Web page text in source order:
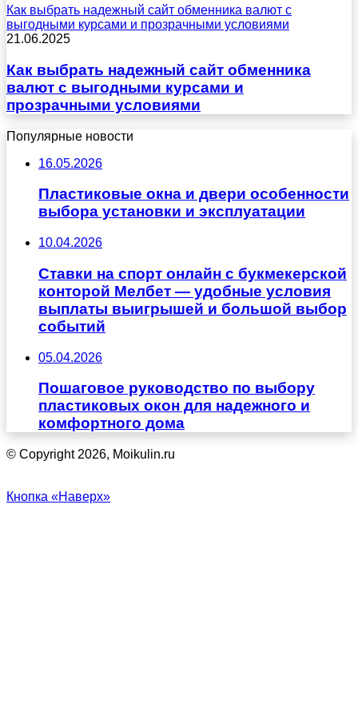
Как выбрать надежный сайт обменника валют с
выгодными курсами и прозрачными условиями
21.06.2025
Как выбрать надежный сайт обменника
валют с выгодными курсами и
прозрачными условиями
Популярные новости
16.05.2026
Пластиковые окна и двери особенности
выбора установки и эксплуатации
10.04.2026
Ставки на спорт онлайн с букмекерской
конторой Мелбет — удобные условия
выплаты выигрышей и большой выбор
событий
05.04.2026
Пошаговое руководство по выбору
пластиковых окон для надежного и
комфортного дома
© Copyright 2026, Moikulin.ru
Кнопка «Наверх»